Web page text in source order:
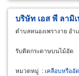
บริษัท เอส พี ลามิ
ตำบลหนองเพรางาย อำ
รับติดกระดาษบนไม้อัด
หมวดหมู่ : เคลือบหรืออั